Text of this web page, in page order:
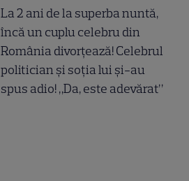
La 2 ani de la superba nuntă,
încă un cuplu celebru din
România divorțează! Celebrul
politician și soția lui și-au
spus adio! „Da, este adevărat”